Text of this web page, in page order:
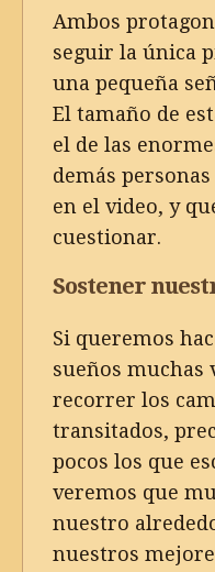
Ambos
seguir la única
una pequeña
El tamaño de
el de las
demás
en el video, y
cuestionar.
Sostener
Si queremos
sueños muchas
recorrer los
transitados,
pocos los que
veremos que
nuestro
nuestros